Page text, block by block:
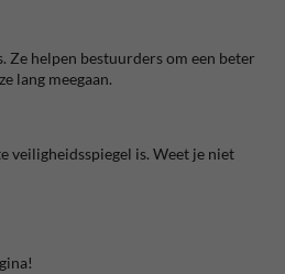
helpen bestuurders om een beter
lang meegaan.
veiligheidsspiegel is. Weet je niet